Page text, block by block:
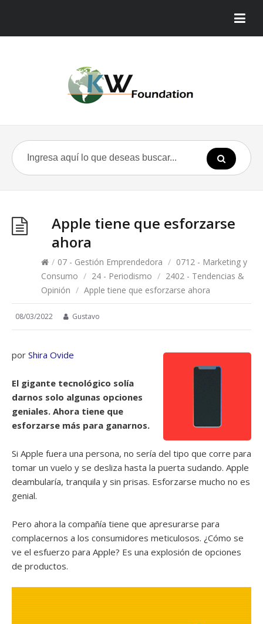
Apple tiene que esforzarse
ahora
/ 07 - Gestión Emprendedora / 0712 - Marketing y
Consumo / 24 - Periodismo / 2402 - Tendencias &
Opinión / Apple tiene que esforzarse ahora
08/03/2022 Gustavo
por Shira Ovide
El gigante tecnológico solía
darnos solo algunas opciones
geniales. Ahora tiene que
esforzarse más para ganarnos.
Si Apple fuera una persona, no sería del tipo que corre para
tomar un vuelo y se desliza hasta la puerta sudando. Apple
deambularía, tranquila y sin prisas. Esforzarse mucho no es
genial.
Pero ahora la compañía tiene que apresurarse para
complacernos a los consumidores meticulosos. ¿Cómo se
ve el esfuerzo para Apple? Es una explosión de opciones
de productos.